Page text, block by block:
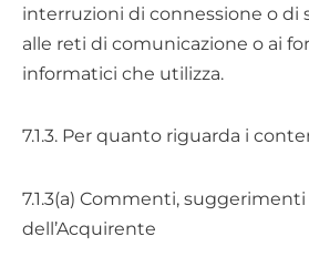
interruzioni di connessione o di
alle reti di comunicazione o ai
informatici che utilizza.
7.1.3. Per quanto riguarda i
7.1.3(a) Commenti,
dell’Acquirente